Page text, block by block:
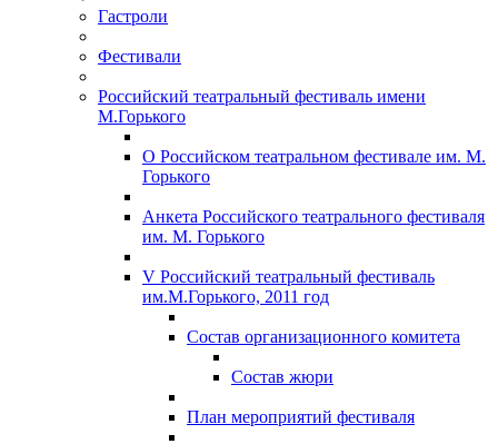
Гастроли
Фестивали
Российский театральный фестиваль имени
М.Горького
О Российском театральном фестивале им. М.
Горького
Анкета Российского театрального фестиваля
им. М. Горького
V Российский театральный фестиваль
им.М.Горького, 2011 год
Состав организационного комитета
Состав жюри
План мероприятий фестиваля